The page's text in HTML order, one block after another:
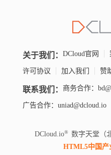
关于我们： DCloud官网
许可协议 加入我们 赞
联系我们： 商务合作：
广告合作：uniad@dcloud.io
DCloud.io
数字天堂（
HTML5中国产